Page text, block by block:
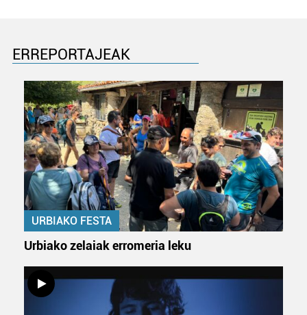
ERREPORTAJEAK
URBIAKO FESTA
Urbiako zelaiak erromeria leku